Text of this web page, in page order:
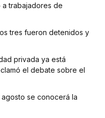
trabajadores de
tres fueron detenidos y
privada ya está
el debate sobre el
se conocerá la